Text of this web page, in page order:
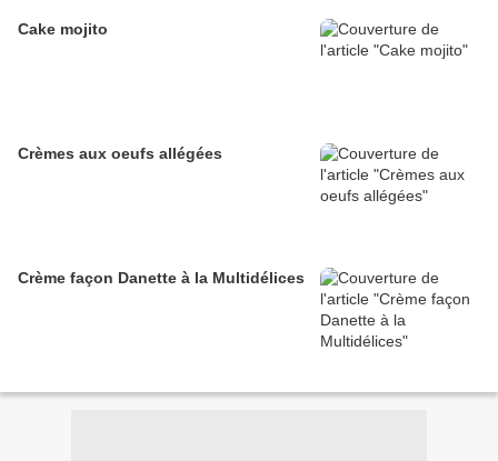
Cake mojito
Crèmes aux oeufs allégées
Crème façon Danette à la Multidélices